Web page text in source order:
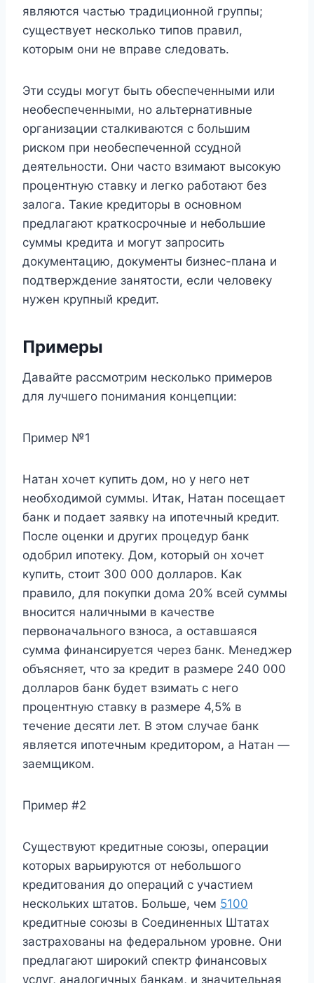
являются частью традиционной группы;
существует несколько типов правил,
которым они не вправе следовать.
Эти ссуды могут быть обеспеченными или
необеспеченными, но альтернативные
организации сталкиваются с большим
риском при необеспеченной ссудной
деятельности. Они часто взимают высокую
процентную ставку и легко работают без
залога. Такие кредиторы в основном
предлагают краткосрочные и небольшие
суммы кредита и могут запросить
документацию, документы бизнес-плана и
подтверждение занятости, если человеку
нужен крупный кредит.
Примеры
Давайте рассмотрим несколько примеров
для лучшего понимания концепции:
Пример №1
Натан хочет купить дом, но у него нет
необходимой суммы. Итак, Натан посещает
банк и подает заявку на ипотечный кредит.
После оценки и других процедур банк
одобрил ипотеку. Дом, который он хочет
купить, стоит 300 000 долларов. Как
правило, для покупки дома 20% всей суммы
вносится наличными в качестве
первоначального взноса, а оставшаяся
сумма финансируется через банк. Менеджер
объясняет, что за кредит в размере 240 000
долларов банк будет взимать с него
процентную ставку в размере 4,5% в
течение десяти лет. В этом случае банк
является ипотечным кредитором, а Натан —
заемщиком.
Пример #2
Существуют кредитные союзы, операции
которых варьируются от небольшого
кредитования до операций с участием
нескольких штатов. Больше, чем 5100
кредитные союзы в Соединенных Штатах
застрахованы на федеральном уровне. Они
предлагают широкий спектр финансовых
услуг, аналогичных банкам, и значительная